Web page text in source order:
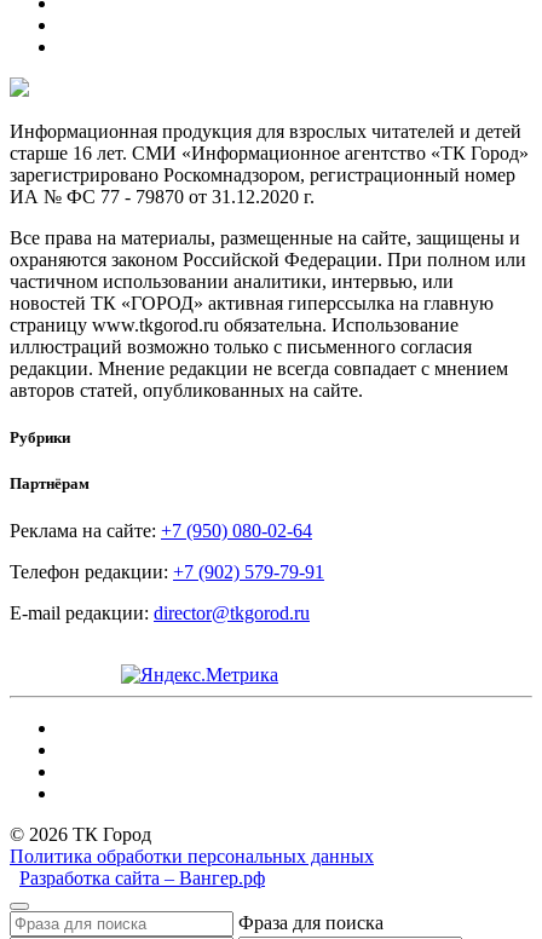
Информационная продукция для взрослых читателей и детей
старше 16 лет. СМИ «Информационное агентство «ТК Город»
зарегистрировано Роскомнадзором, регистрационный номер
ИА № ФС 77 - 79870 от 31.12.2020 г.
Все права на материалы, размещенные на сайте, защищены и
охраняются законом Российской Федерации. При полном или
частичном использовании аналитики, интервью, или
новостей ТК «ГОРОД» активная гиперссылка на главную
страницу www.tkgorod.ru обязательна. Использование
иллюстраций возможно только с письменного согласия
редакции. Мнение редакции не всегда совпадает с мнением
авторов статей, опубликованных на сайте.
Рубрики
Партнёрам
Реклама на сайте: +7 (950) 080-02-64
Телефон редакции: +7 (902) 579-79-91
E-mail редакции: director@tkgorod.ru
© 2026 ТК Город
Политика обработки персональных данных
Разработка сайта – Вангер.рф
Фраза для поиска